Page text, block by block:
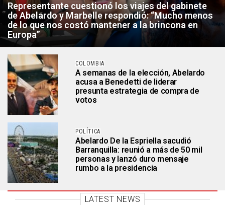
Representante cuestionó los viajes del gabinete
de Abelardo y Marbelle respondió: “Mucho menos
de lo que nos costó mantener a la brincona en
Europa”
COLOMBIA
A semanas de la elección, Abelardo
acusa a Benedetti de liderar
presunta estrategia de compra de
votos
POLÍTICA
Abelardo De la Espriella sacudió
Barranquilla: reunió a más de 50 mil
personas y lanzó duro mensaje
rumbo a la presidencia
LATEST NEWS